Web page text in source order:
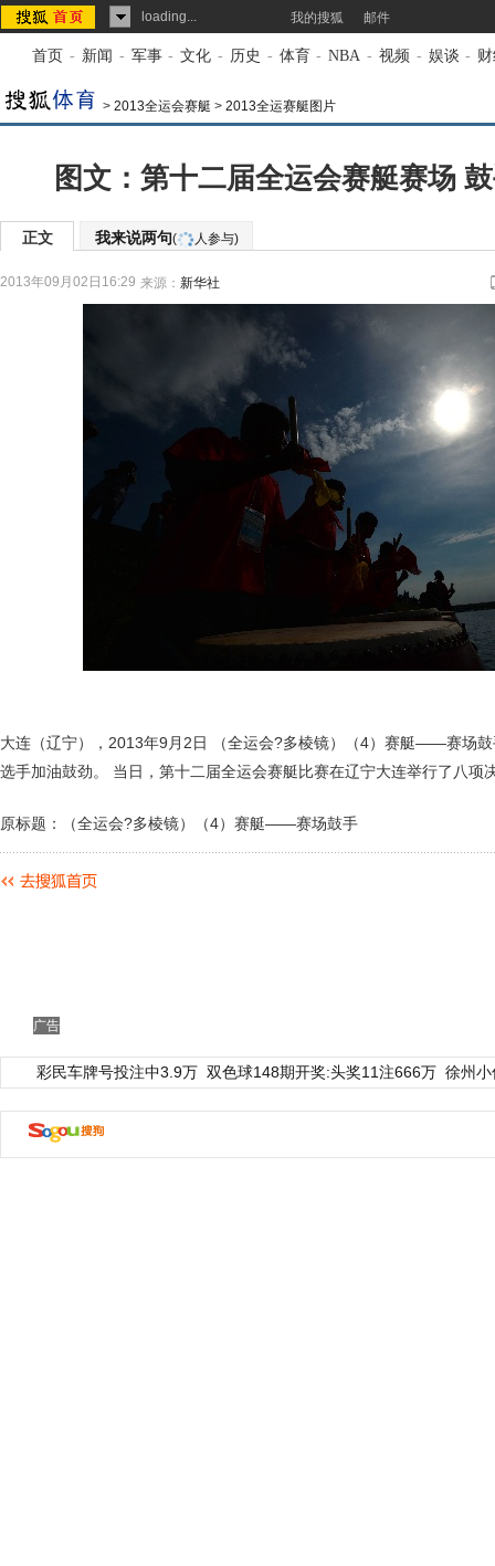
loading... 我的搜狐 邮件
首页 - 新闻 - 军事 - 文化 - 历史 - 体育 - NBA - 视频 - 娱谈 -
> 2013全运会赛艇 > 2013全运赛艇图片
图文：第十二届全运会赛艇赛场
正文 我来说两句( 人参与)
2013年09月02日16:29 来源： 新华社
大连（辽宁），2013年9月2日 （全运会?多棱镜）（4）赛艇——赛场
选手加油鼓劲。 当日，第十二届全运会赛艇比赛在辽宁大连举行了八项
原标题：（全运会?多棱镜）（4）赛艇——赛场鼓手
广告
彩民车牌号投注中3.9万 双色球148期开奖:头奖11注666万 徐州